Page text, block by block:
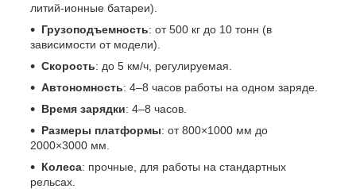
литий-ионные батареи).
Грузоподъемность: от 500 кг до 10 тонн (в
зависимости от модели).
Скорость: до 5 км/ч, регулируемая.
Автономность: 4–8 часов работы на одном заряде.
Время зарядки: 4–8 часов.
Размеры платформы: от 800×1000 мм до
2000×3000 мм.
Колеса: прочные, для работы на стандартных
рельсах.